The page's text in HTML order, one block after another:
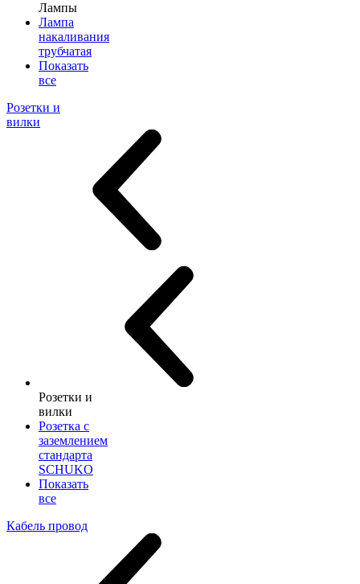
Лампы
Лампа
накаливания
трубчатая
Показать
все
Розетки и
вилки
Розетки и
вилки
Розетка с
заземлением
стандарта
SCHUKO
Показать
все
Кабель провод